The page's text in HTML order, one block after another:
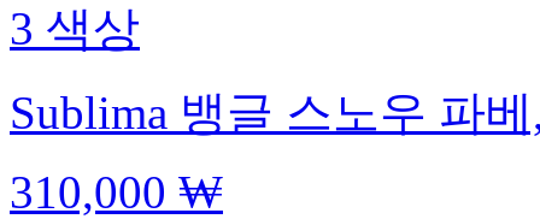
3 색상
Sublima 뱅글 스노우 파
310,000 ₩